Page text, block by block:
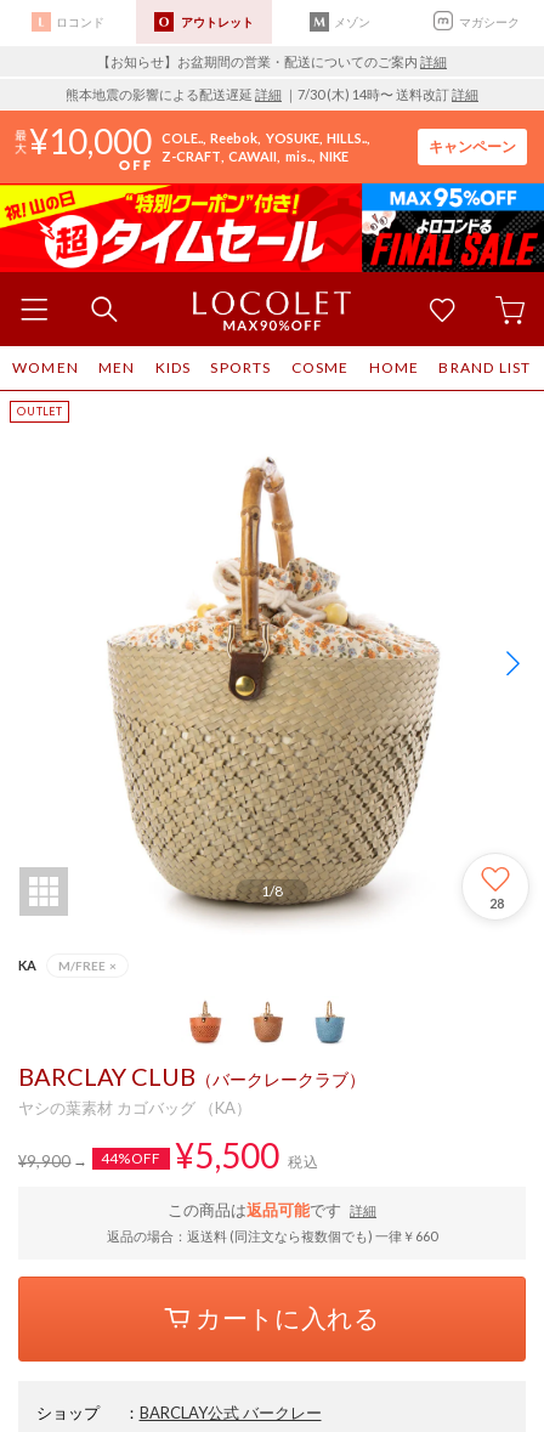
ロコンド アウトレット メゾン マガシーク
【お知らせ】お盆期間の営業・配送についてのご案内 詳細
熊本地震の影響による配送遅延 詳細 ｜7/30 (木) 14時〜 送料改訂詳細
10,000 COLE.. Reebok YOSUKE HILLS..
Z-CRAFT CAWAII mis.. NIKE
キャンペーン
WOMEN MEN KIDS SPORTS COSME HOME BRAND LIST
1/8
28
KA M/FREE ×
BARCLAY CLUB （バークレークラブ）
ヤシの葉素材 カゴバッグ （KA）
¥9,900 44%OFF ¥5,500 税込
この商品は返品可能です
詳細
返品の場合：返送料 (同注文なら複数個でも) 一律￥660
カートに入れる
ショップ ： BARCLAY公式 バークレー